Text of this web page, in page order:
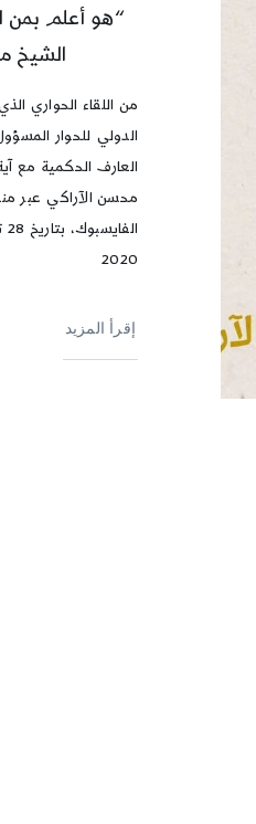
“هو أعلم بمن
الشيخ
من اللقاء الحواري
الدولي للحوار
العارف الحكمية مع
محسن الآراكي عبر
2020
إقرأ المزيد